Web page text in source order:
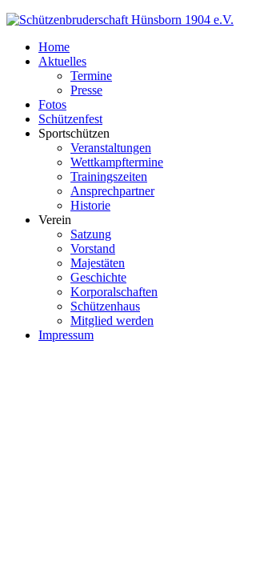
Home
Aktuelles
Termine
Presse
Fotos
Schützenfest
Sportschützen
Veranstaltungen
Wettkampftermine
Trainingszeiten
Ansprechpartner
Historie
Verein
Satzung
Vorstand
Majestäten
Geschichte
Korporalschaften
Schützenhaus
Mitglied werden
Impressum